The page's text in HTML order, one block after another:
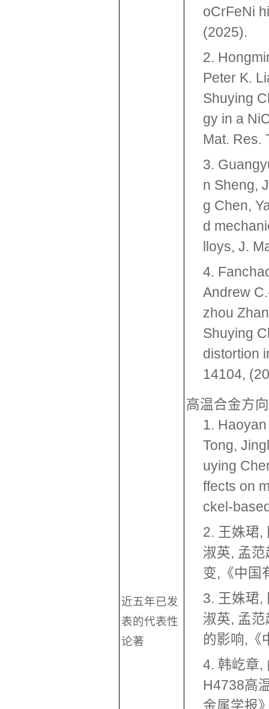
近五年已发
表的代表性
论著
oCrFeNi
(2025).
2.
Peter K.
Shuying
gy in a
Mat. Res.
3.
n Sheng,
g Chen,
d
lloys, J.
4.
Andrew
zhou
Shuying
distortion
14104,
高温合金方向
1.
Tong,
uying
ffects on
ckel-
2. 王姝珺,
淑英, 孟
变,《中国
3. 王姝珺,
淑英, 孟
的影响,《
4. 韩屹章,
H4738高
金属学报